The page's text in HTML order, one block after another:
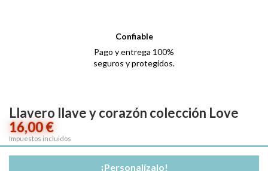
Confiable
Pago y entrega 100%
seguros y protegidos.
Llavero llave y corazón colección Love
16,00 €
Impuestos incluidos
¡Personalízalo!